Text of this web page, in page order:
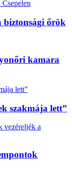
biztonsági őrök
kamara
szakmája lett”